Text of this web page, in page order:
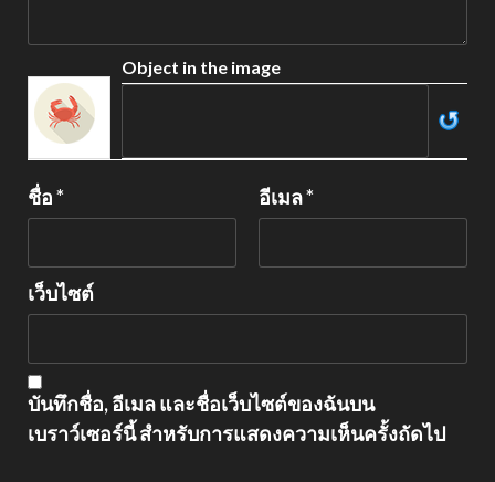
Object in the image
ชื่อ* อีเมล*
เว็บไซต์
บันทึกชื่อ, อีเมล และชื่อเว็บไซต์ของฉันบน
เบราว์เซอร์นี้ สำหรับการแสดงความเห็นครั้งถัดไป